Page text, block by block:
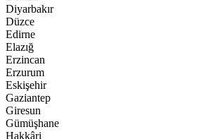
Diyarbakır
Düzce
Edirne
Elazığ
Erzincan
Erzurum
Eskişehir
Gaziantep
Giresun
Gümüşhane
Hakkâri